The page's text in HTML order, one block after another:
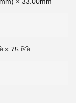
× 75 মিমি